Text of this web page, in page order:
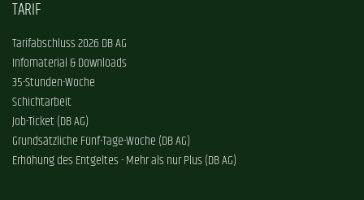
TARIF
Tarifabschluss 2026 DB AG
Infomaterial & Downloads
35-Stunden-Woche
Schichtarbeit
Job-Ticket (DB AG)
Grundsätzliche Fünf-Tage-Woche (DB AG)
Erhöhung des Entgeltes - Mehr als nur Plus (DB AG)